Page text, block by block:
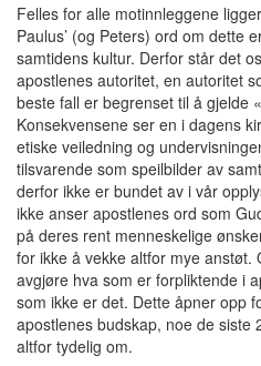
Felles for alle motinnleggene
Paulus’ (og Peters) ord om dette
samtidens kultur. Derfor står det
apostlenes autoritet, en autoritet
beste fall er begrenset til å gjelde
Konsekvensene ser en i dagens
etiske veiledning og
tilsvarende som speilbilder av
derfor ikke er bundet av i vår
ikke anser apostlenes ord som
på deres rent menneskelige
for ikke å vekke altfor mye anstøt.
avgjøre hva som er forpliktende i
som ikke er det. Dette åpner opp
apostlenes budskap, noe de siste
altfor tydelig om.